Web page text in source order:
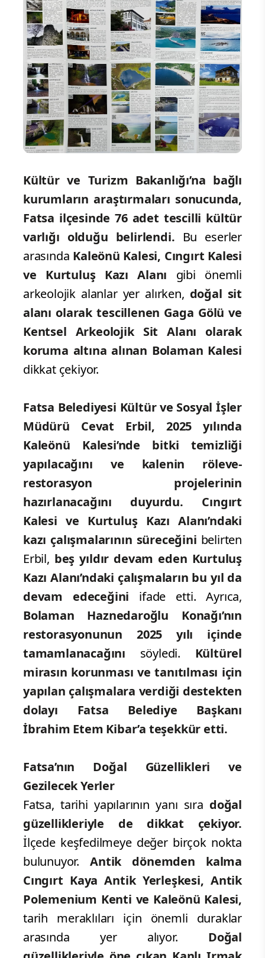
Kültür ve Turizm Bakanlığı’na bağlı
kurumların araştırmaları sonucunda,
Fatsa ilçesinde 76 adet tescilli kültür
varlığı olduğu belirlendi. Bu eserler
arasında Kaleönü Kalesi, Cıngırt Kalesi
ve Kurtuluş Kazı Alanı gibi önemli
arkeolojik alanlar yer alırken, doğal sit
alanı olarak tescillenen Gaga Gölü ve
Kentsel Arkeolojik Sit Alanı olarak
koruma altına alınan Bolaman Kalesi
dikkat çekiyor.
Fatsa Belediyesi Kültür ve Sosyal İşler
Müdürü Cevat Erbil, 2025 yılında
Kaleönü Kalesi’nde bitki temizliği
yapılacağını ve kalenin röleve-
restorasyon projelerinin
hazırlanacağını duyurdu. Cıngırt
Kalesi ve Kurtuluş Kazı Alanı’ndaki
kazı çalışmalarının süreceğini belirten
Erbil, beş yıldır devam eden Kurtuluş
Kazı Alanı’ndaki çalışmaların bu yıl da
devam edeceğini ifade etti. Ayrıca,
Bolaman Haznedaroğlu Konağı’nın
restorasyonunun 2025 yılı içinde
tamamlanacağını söyledi. Kültürel
mirasın korunması ve tanıtılması için
yapılan çalışmalara verdiği destekten
dolayı Fatsa Belediye Başkanı
İbrahim Etem Kibar’a teşekkür etti.
Fatsa’nın Doğal Güzellikleri ve
Gezilecek Yerler
Fatsa, tarihi yapılarının yanı sıra doğal
güzellikleriyle de dikkat çekiyor.
İlçede keşfedilmeye değer birçok nokta
bulunuyor. Antik dönemden kalma
Cıngırt Kaya Antik Yerleşkesi, Antik
Polemenium Kenti ve Kaleönü Kalesi,
tarih meraklıları için önemli duraklar
arasında yer alıyor. Doğal